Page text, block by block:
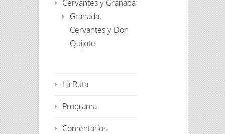
Cervantes y Granada
Granada,
Cervantes y Don
Quijote
La Ruta
Programa
Comentarios